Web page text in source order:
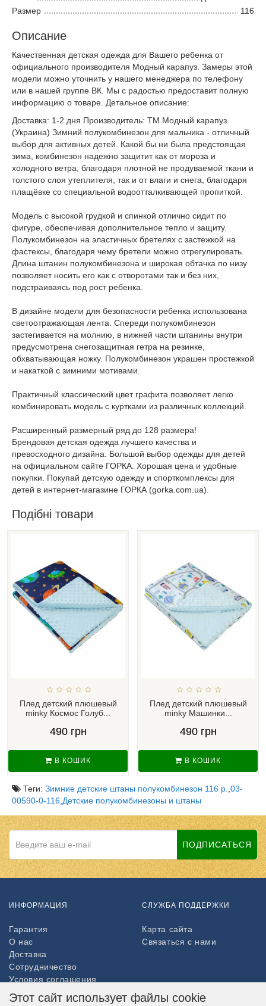
Размер
116
Описание
Качественная детская одежда для Вашего ребенка от
официального производителя Модный карапуз. Замеры этой
модели можно уточнить у нашего менеджера по телефону
или в нашей группе ВК. Мы с радостью предоставит полную
информацию о товаре. Детальное описание:
Доставка: 1-2 дня Производитель: ТМ Модный карапуз
(Украина) Зимний полукомбинезон для мальчика - отличный
выбор для активных детей. Какой бы ни была предстоящая
зима, комбинезон надежно защитит как от мороза и
холодного ветра, благодаря плотной не продуваемой ткани и
толстого слоя утеплителя, так и от влаги и снега, благодаря
плащёвке со специальной водоотталкивающей пропиткой.
Модель с высокой грудкой и спинкой отлично сидит по
фигуре, обеспечивая дополнительное тепло и защиту.
Полукомбинезон на эластичных бретелях с застежкой на
фастексы, благодаря чему бретели можно отрегулировать.
Длина штанин полукомбинезона и широкая обтачка по низу
позволяет носить его как с отворотами так и без них,
подстраиваясь под рост ребенка.
В дизайне модели для безопасности ребенка использована
светоотражающая лента. Спереди полукомбинезон
застегивается на молнию, в нижней части штанины внутри
предусмотрена снегозащитная гетра на резинке,
обхватывающая ножку. Полукомбинезон украшен простежкой
и накаткой с зимними мотивами.
Практичный классический цвет графита позволяет легко
комбинировать модель с куртками из различных коллекций.
Расширенный размерный ряд до 128 размера!
Брендовая детская одежда лучшего качества и
превосходного дизайна. Большой выбор одежды для детей
на официальном сайте ГОРКА. Хорошая цена и удобные
покупки. Покупай детскую одежду и спорткомплексы для
детей в интернет-магазине ГОРКА (gorka.com.ua).
Подібні товари
Плед детский плюшевый
minky Космос Голуб...
490 грн
В КОШИК
Плед детский плюшевый
minky Машинки...
490 грн
В КОШИК
Теги: Зимние детские штаны полукомбинезон 116 р. 03-
00590-0-116 Детские полукомбинезоны и штаны
ПОДПИСАТЬСЯ
ИНФОРМАЦИЯ
Гарантия
О нас
Доставка
Сотрудничество
Условия соглашения
Возврат товара
СЛУЖБА ПОДДЕРЖКИ
Карта сайта
Связаться с нами
Этот сайт использует файлы cookie